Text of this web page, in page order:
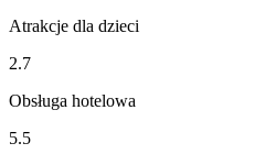
Atrakcje dla dzieci
2.7
Obsługa hotelowa
5.5